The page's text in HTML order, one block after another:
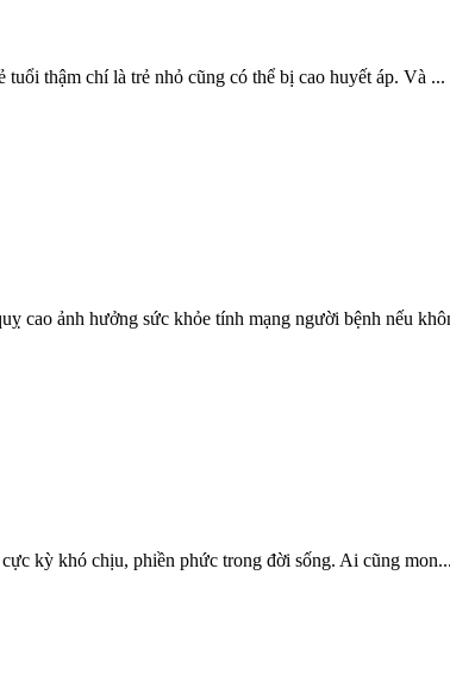
thậm chí là trẻ nhỏ cũng có thể bị cao huyết áp. Và ...
cao ảnh hưởng sức khỏe tính mạng người bệnh nếu
kỳ khó chịu, phiền phức trong đời sống. Ai cũng mon...